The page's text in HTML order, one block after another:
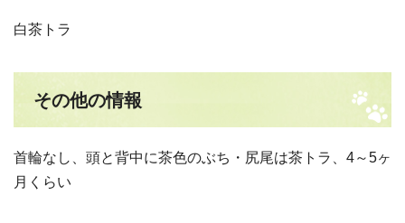
白茶トラ
その他の情報
首輪なし、頭と背中に茶色のぶち・尻尾は茶トラ、4～5ヶ
月くらい